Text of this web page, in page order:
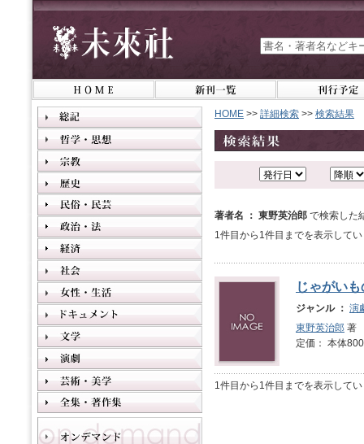
HOME >> 詳細検索 >> 検索結果
著者名 ： 東野英治郎 で検索した
1件目から1件目までを表示して
じゃがい
ジャンル ： 演
東野英治郎 著
定価： 本体
1件目から1件目までを表示して